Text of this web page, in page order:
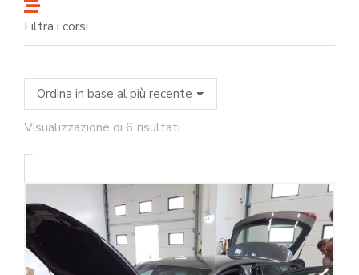
Filtra i corsi
Visualizzazione di 6 risultati